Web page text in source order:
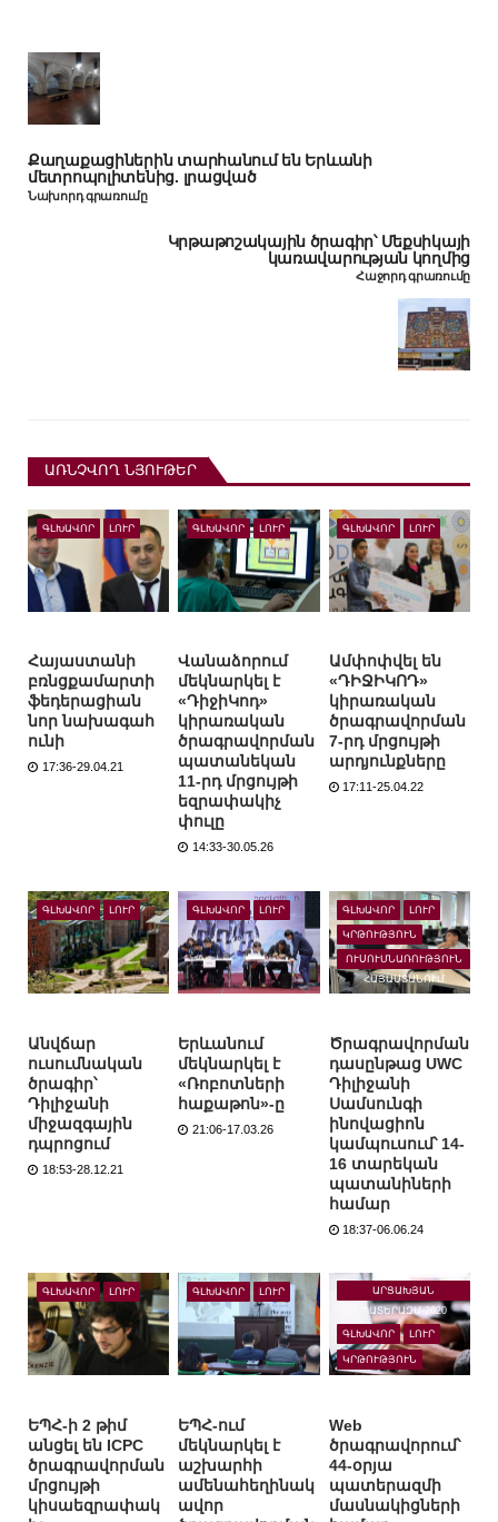
Քաղաքացիներին տարհանում են Երևանի
մետրոպոլիտենից. լրացված
Նախորդ գրառումը
Կրթաթոշակային ծրագիր՝ Մեքսիկայի
կառավարության կողմից
Հաջորդ գրառումը
ԱՌՆՉՎՈՂ ՆՅՈՒԹԵՐ
ԳԼԽԱՎՈՐ ԼՈՒՐ
Հայաստանի
բռնցքամարտի
ֆեդերացիան
նոր նախագահ
ունի
17:36-29.04.21
ԳԼԽԱՎՈՐ ԼՈՒՐ
Վանաձորում
մեկնարկել է
«ԴիջիԿոդ»
կիրառական
ծրագրավորման
պատանեկան
11-րդ մրցույթի
եզրափակիչ
փուլը
14:33-30.05.26
ԳԼԽԱՎՈՐ ԼՈՒՐ
Ամփոփվել են
«ԴԻՋԻԿՈԴ»
կիրառական
ծրագրավորման
7-րդ մրցույթի
արդյունքները
17:11-25.04.22
ԳԼԽԱՎՈՐ ԼՈՒՐ
Անվճար
ուսումնական
ծրագիր՝
Դիլիջանի
միջազգային
դպրոցում
18:53-28.12.21
ԳԼԽԱՎՈՐ ԼՈՒՐ
Երևանում
մեկնարկել է
«Ռոբոտների
հաքաթոն»-ը
21:06-17.03.26
ԳԼԽԱՎՈՐ ԼՈՒՐ
ԿՐԹՈՒԹՅՈՒՆ
ՈՒՍՈՒՄՆԱՌՈՒԹՅՈՒՆ
ՀԱՅԱՍՏԱՆՈՒՄ
Ծրագրավորման
դասընթաց UWC
Դիլիջանի
Սամսունգի
ինովացիոն
կամպուսում՝ 14-
16 տարեկան
պատանիների
համար
18:37-06.06.24
ԳԼԽԱՎՈՐ ԼՈՒՐ
ԵՊՀ-ի 2 թիմ
անցել են ICPC
ծրագրավորման
մրցույթի
կիսաեզրափակ
ԳԼԽԱՎՈՐ ԼՈՒՐ
ԵՊՀ-ում
մեկնարկել է
աշխարհի
ամենահեղինակ
ավոր
ԱՐՑԱԽՅԱՆ
ՊԱՏԵՐԱԶՄ-2020
ԳԼԽԱՎՈՐ ԼՈՒՐ
ԿՐԹՈՒԹՅՈՒՆ
Web
ծրագրավորում՝
44-օրյա
պատերազմի
մասնակիցների